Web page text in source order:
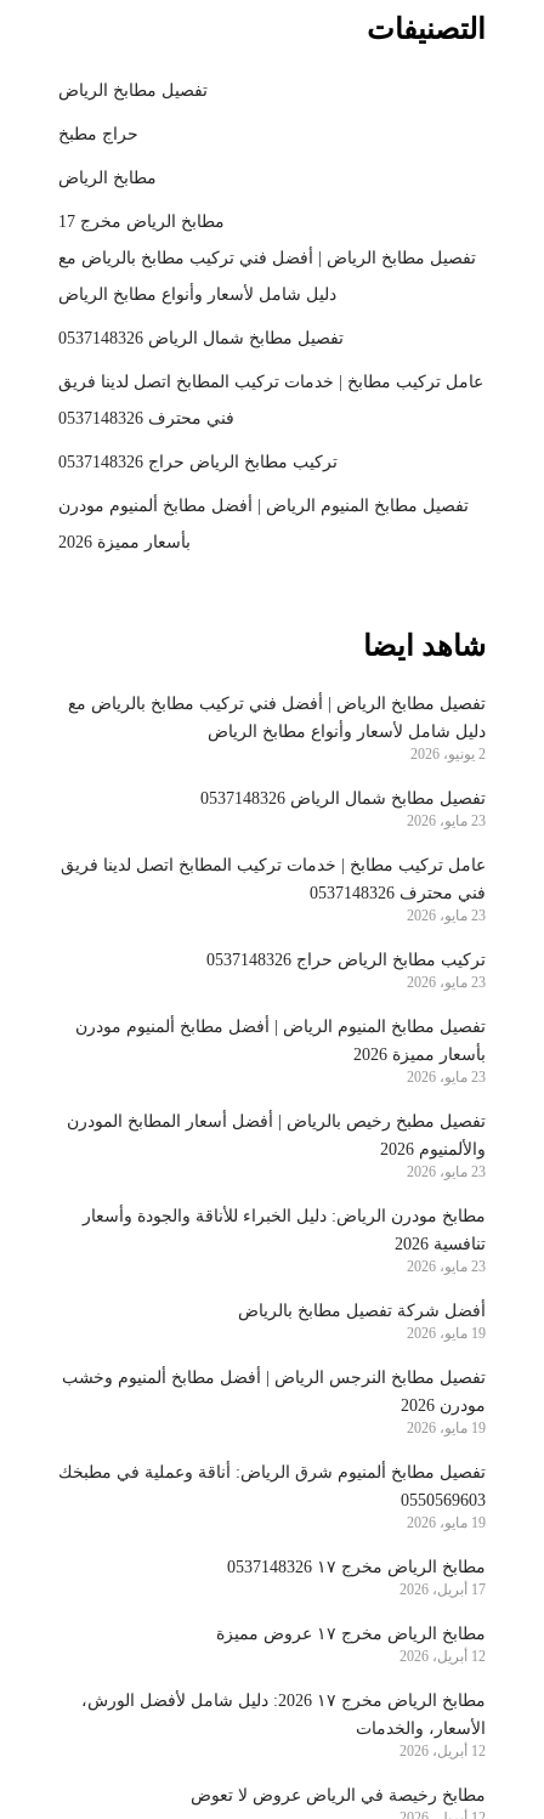
التصنيفات
تفصيل مطابخ الرياض
حراج مطبخ
مطابخ الرياض
مطابخ الرياض مخرج 17
تفصيل مطابخ الرياض | أفضل فني تركيب مطابخ بالرياض مع
دليل شامل لأسعار وأنواع مطابخ الرياض
تفصيل مطابخ شمال الرياض 0537148326
عامل تركيب مطابخ | خدمات تركيب المطابخ اتصل لدينا فريق
فني محترف 0537148326
تركيب مطابخ الرياض حراج 0537148326
تفصيل مطابخ المنيوم الرياض | أفضل مطابخ ألمنيوم مودرن
بأسعار مميزة 2026
شاهد ايضا
تفصيل مطابخ الرياض | أفضل فني تركيب مطابخ بالرياض مع
دليل شامل لأسعار وأنواع مطابخ الرياض
2 يونيو، 2026
تفصيل مطابخ شمال الرياض 0537148326
23 مايو، 2026
عامل تركيب مطابخ | خدمات تركيب المطابخ اتصل لدينا فريق
فني محترف 0537148326
23 مايو، 2026
تركيب مطابخ الرياض حراج 0537148326
23 مايو، 2026
تفصيل مطابخ المنيوم الرياض | أفضل مطابخ ألمنيوم مودرن
بأسعار مميزة 2026
23 مايو، 2026
تفصيل مطبخ رخيص بالرياض | أفضل أسعار المطابخ المودرن
والألمنيوم 2026
23 مايو، 2026
مطابخ مودرن الرياض: دليل الخبراء للأناقة والجودة وأسعار
تنافسية 2026
23 مايو، 2026
أفضل شركة تفصيل مطابخ بالرياض
19 مايو، 2026
تفصيل مطابخ النرجس الرياض | أفضل مطابخ ألمنيوم وخشب
مودرن 2026
19 مايو، 2026
تفصيل مطابخ ألمنيوم شرق الرياض: أناقة وعملية في مطبخك
0550569603
19 مايو، 2026
مطابخ الرياض مخرج ١٧ 0537148326
17 أبريل، 2026
مطابخ الرياض مخرج ١٧ عروض مميزة
12 أبريل، 2026
مطابخ الرياض مخرج ١٧ 2026: دليل شامل لأفضل الورش،
الأسعار، والخدمات
12 أبريل، 2026
مطابخ رخيصة في الرياض عروض لا تعوض